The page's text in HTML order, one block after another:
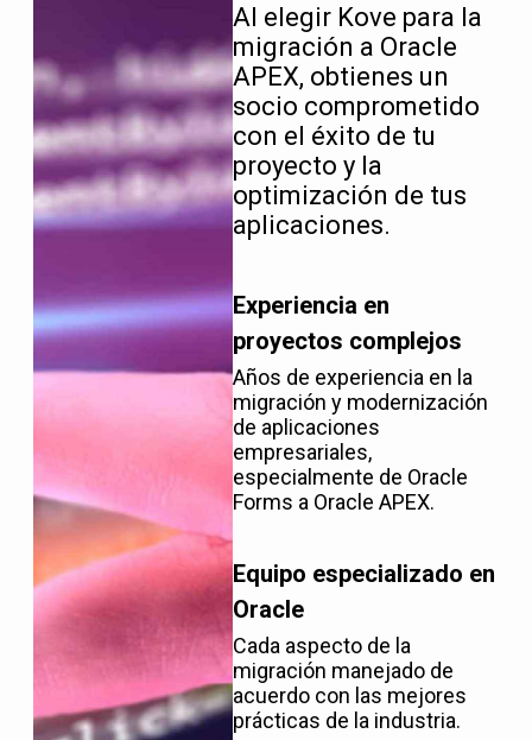
Al elegir Kove para la
migración a Oracle
APEX, obtienes un
socio comprometido
con el éxito de tu
proyecto y la
optimización de tus
aplicaciones.
Experiencia en
proyectos complejos
Años de experiencia en la
migración y modernización
de aplicaciones
empresariales,
especialmente de Oracle
Forms a Oracle APEX.
Equipo especializado en
Oracle
Cada aspecto de la
migración manejado de
acuerdo con las mejores
prácticas de la industria.